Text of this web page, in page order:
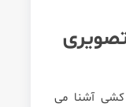
روش سیم کشی آشنا می